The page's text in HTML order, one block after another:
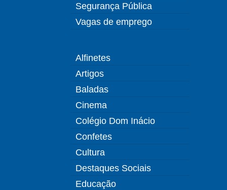
Segurança Pública
Vagas de emprego
Alfinetes
Artigos
Baladas
Cinema
Colégio Dom Inácio
Confetes
Cultura
Destaques Sociais
Educação